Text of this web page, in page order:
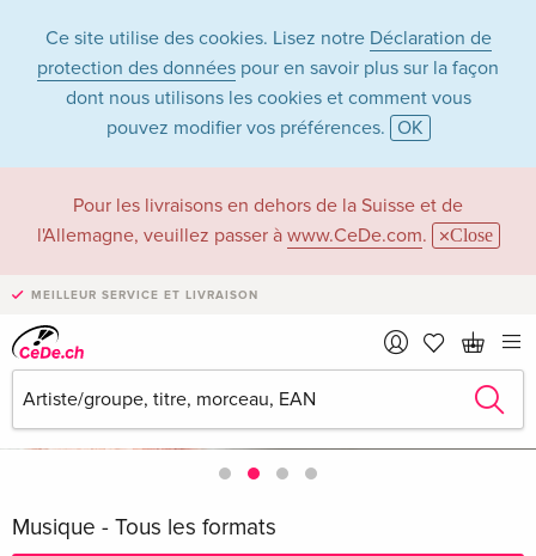
Ce site utilise des cookies. Lisez notre Déclaration de
protection des données pour en savoir plus sur la façon
dont nous utilisons les cookies et comment vous
pouvez modifier vos préférences. OK
Pour les livraisons en dehors de la Suisse et de
l'Allemagne, veuillez passer à www.CeDe.com. Close
MEILLEUR SERVICE ET LIVRAISON
Musique - Tous les formats